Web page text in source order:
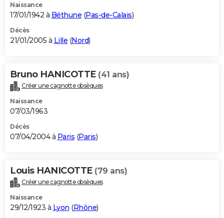
Naissance
17/01/1942 à Béthune (Pas-de-Calais)
Décès
21/01/2005 à Lille (Nord)
Bruno HANICOTTE (41 ans)
Créer une cagnotte obsèques
Naissance
07/03/1963
Décès
07/04/2004 à Paris (Paris)
Louis HANICOTTE (79 ans)
Créer une cagnotte obsèques
Naissance
29/12/1923 à Lyon (Rhône)